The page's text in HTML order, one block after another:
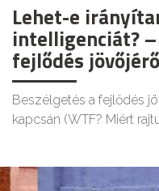
Lehet-e
intelligenciát?
fejlődés
Beszélgetés a fejlődés
kapcsán (WTF? Miért